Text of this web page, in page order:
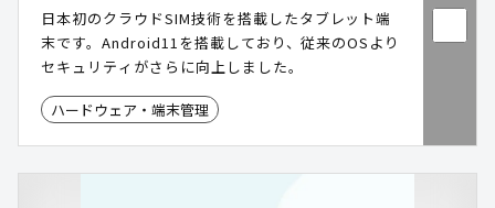
日本初のクラウドSIM技術を搭載したタブレット端
末です。Android11を搭載しており、従来のOSより
セキュリティがさらに向上しました。
ハードウェア・端末管理